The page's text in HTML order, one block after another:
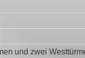
und zwei